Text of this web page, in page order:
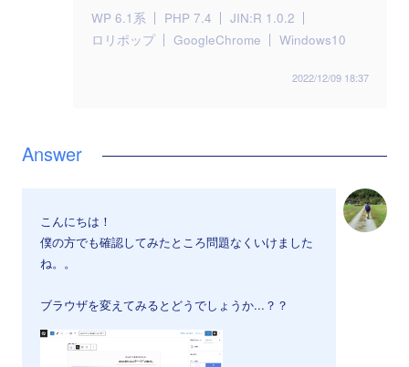
WP 6.1系 PHP 7.4
JIN:R 1.0.2
ロリポップ
GoogleChrome Windows10
2022/12/09 18:37
こんにちは！
僕の方でも確認してみたところ問題なくいけました
ね。。
ブラウザを変えてみるとどうでしょうか...？？